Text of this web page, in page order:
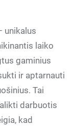
unikalus
laiko
gaminius
ir aptarnauti
Tai
darbuotis
kad